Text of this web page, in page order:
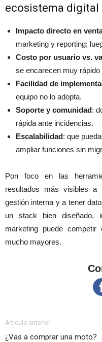
ecosistema digital
Impacto directo en
marketing y reporting;
Costo por usuario vs.
se encarecen muy rápido
Facilidad de
equipo no lo adopta.
Soporte y comunidad:
rápida ante incidencias.
Escalabilidad: que
ampliar funciones sin
Pon foco en las
resultados más visibles
gestión interna y a tener
un stack bien diseñado,
marketing puede competir
mucho mayores.
Artículo anterior
¿Vas a comprar una moto?